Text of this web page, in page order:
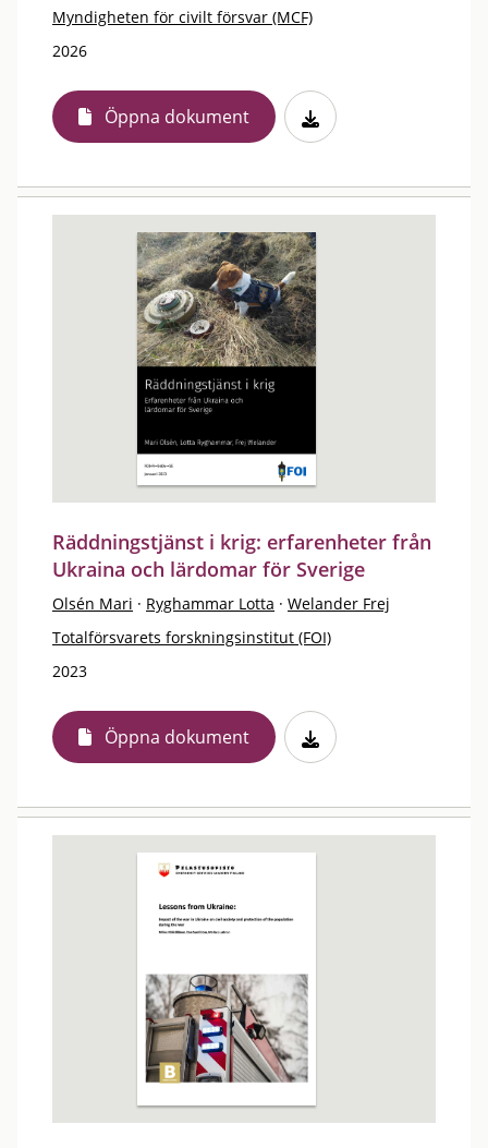
Myndigheten för civilt försvar (MCF)
2026
Öppna dokument
Räddningstjänst i krig: erfarenheter från
Ukraina och lärdomar för Sverige
Olsén Mari · Ryghammar Lotta · Welander Frej
Totalförsvarets forskningsinstitut (FOI)
2023
Öppna dokument